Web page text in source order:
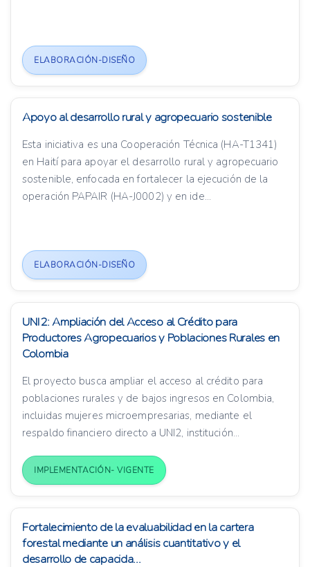
ELABORACIÓN-DISEÑO
Apoyo al desarrollo rural y agropecuario sostenible
Esta iniciativa es una Cooperación Técnica (HA-T1341)
en Haití para apoyar el desarrollo rural y agropecuario
sostenible, enfocada en fortalecer la ejecución de la
operación PAPAIR (HA-J0002) y en ide...
ELABORACIÓN-DISEÑO
UNI2: Ampliación del Acceso al Crédito para
Productores Agropecuarios y Poblaciones Rurales en
Colombia
El proyecto busca ampliar el acceso al crédito para
poblaciones rurales y de bajos ingresos en Colombia,
incluidas mujeres microempresarias, mediante el
respaldo financiero directo a UNI2, institución...
IMPLEMENTACIÓN- VIGENTE
Fortalecimiento de la evaluabilidad en la cartera
forestal mediante un análisis cuantitativo y el
desarrollo de capacida...